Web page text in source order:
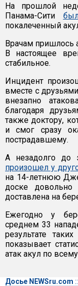
На прошлой
Панама-Сити
покалеченный
Врачам пришлось
В настоящее
стабильное.
Инцидент
вместе с
внезапно
благодаря
также доктору,
и смог сразу
пострадавшему.
А незадолго до
произошел у
на 14-летнюю
доске
доставлена на
Ежегодно у
среднем 33
результате
показывает
атак акул по
Досье NEWSru.com ::